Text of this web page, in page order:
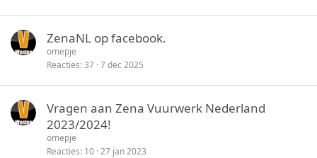
ZenaNL op facebook.
omepje
Reacties 37 7 dec 2025
Vragen aan Zena Vuurwerk Nederland
2023/2024!
omepje
Reacties 10 27 jan 2023